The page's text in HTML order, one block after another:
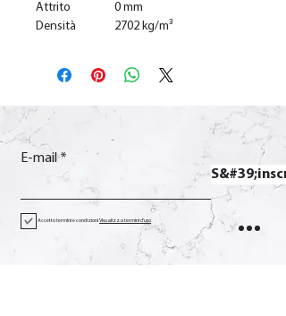
Attrito
0 mm
Densità
2702 kg/m³
E-mail
Accetto termini e condizioniVisualizza termini d'uso